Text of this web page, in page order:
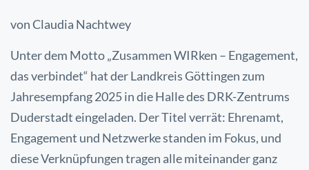
von Claudia Nachtwey
Unter dem Motto „Zusammen WIRken – Engagement,
das verbindet“ hat der Landkreis Göttingen zum
Jahresempfang 2025 in die Halle des DRK-Zentrums
Duderstadt eingeladen. Der Titel verrät: Ehrenamt,
Engagement und Netzwerke standen im Fokus, und
diese Verknüpfungen tragen alle miteinander ganz